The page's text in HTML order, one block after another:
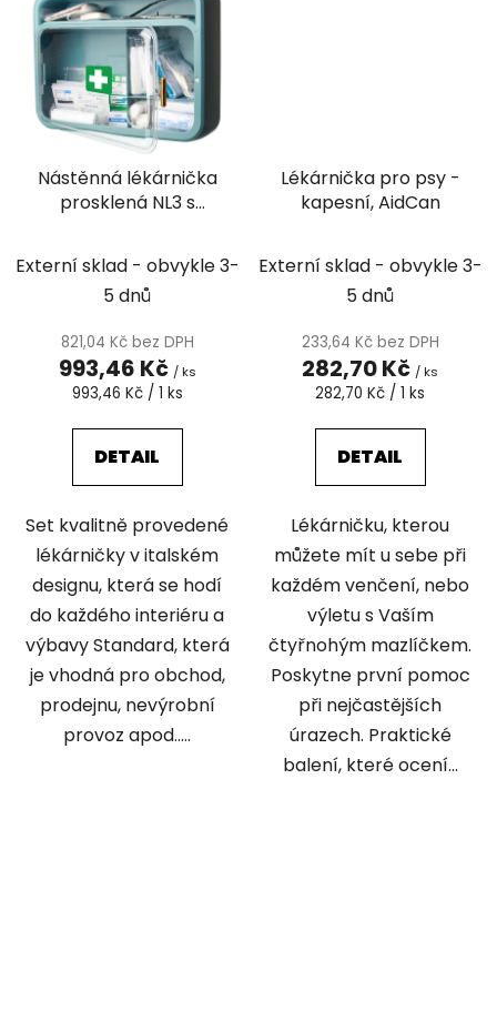
Nástěnná lékárnička
prosklená NL3 s
Externí sklad - obvykle 3-
5 dnů
821,04 Kč bez DPH
993,46 Kč / ks
Měrná
993,46 Kč / 1 ks
DETAIL
Set kvalitně provedené
lékárničky v italském
designu, která se hodí
do každého interiéru a
výbavy Standard, která
je vhodná pro obchod,
prodejnu, nevýrobní
provoz apod.....
Lékárnička pro psy -
kapesní, AidCan
Externí sklad - obvykle 3-
5 dnů
233,64 Kč bez DPH
282,70 Kč / ks
Měrná
282,70 Kč / 1 ks
DETAIL
Lékárničku, kterou
můžete mít u sebe při
každém venčení, nebo
výletu s Vaším
čtyřnohým mazlíčkem.
Poskytne první pomoc
při nejčastějších
úrazech. Praktické
balení, které ocení...